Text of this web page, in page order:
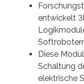
entwickelt
Diese
Schaltung
elektrische